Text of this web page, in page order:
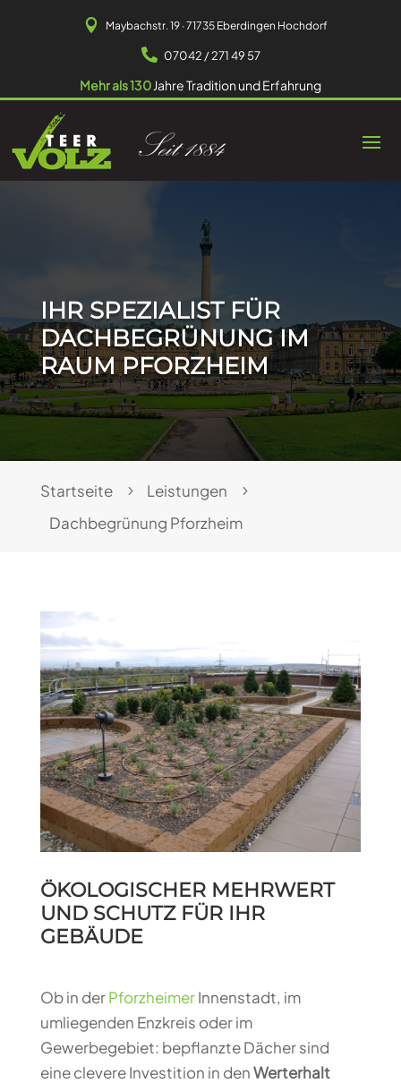
 Maybachstr. 19 · 71735 Eberdingen Hochdorf
 07042 / 271 49 57
Mehr als 130Jahre Tradition und Erfahrung
IHR SPEZIALIST FÜR
DACHBEGRÜNUNG IM
RAUM PFORZHEIM
Startseite
Leistungen
Dachbegrünung Pforzheim
ÖKOLOGISCHER MEHRWERT
UND SCHUTZ FÜR IHR
GEBÄUDE
Ob in derPforzheimerInnenstadt, im
umliegenden Enzkreis oder im
Gewerbegebiet: bepflanzte Dächer sind
eine clevere Investition in denWerterhalt